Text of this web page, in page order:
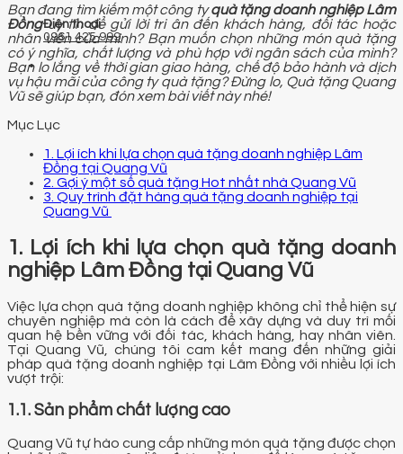
Điện thoại
0961 425 999
Bạn đang tìm kiếm một công tyquà tặng doanh nghiệp Lâm
Đồnguy tín để gửi lời tri ân đến khách hàng, đối tác hoặc
nhân viên của mình? Bạn muốn chọn những món quà tặng
có ý nghĩa, chất lượng và phù hợp với ngân sách của mình?
Bạn lo lắng về thời gian giao hàng, chế độ bảo hành và dịch
vụ hậu mãi của công ty quà tặng? Đừng lo, Quà tặng Quang
Vũ sẽ giúp bạn, đón xem bài viết này nhé!
Mục Lục
1. Lợi ích khi lựa chọn quà tặng doanh nghiệp Lâm
Đồng tại Quang Vũ
2. Gợi ý một số quà tặng Hot nhất nhà Quang Vũ
3. Quy trình đặt hàng quà tặng doanh nghiệp tại
Quang Vũ
1. Lợi ích khi lựa chọn quà tặng doanh
nghiệp Lâm Đồng tại Quang Vũ
Việc lựa chọn quà tặng doanh nghiệp không chỉ thể hiện sự
chuyên nghiệp mà còn là cách để xây dựng và duy trì mối
quan hệ bền vững với đối tác, khách hàng, hay nhân viên.
Tại Quang Vũ, chúng tôi cam kết mang đến những giải
pháp quà tặng doanh nghiệp tại Lâm Đồng với nhiều lợi ích
vượt trội:
1.1. Sản phẩm chất lượng cao
Quang Vũ tự hào cung cấp những món quà tặng được chọn